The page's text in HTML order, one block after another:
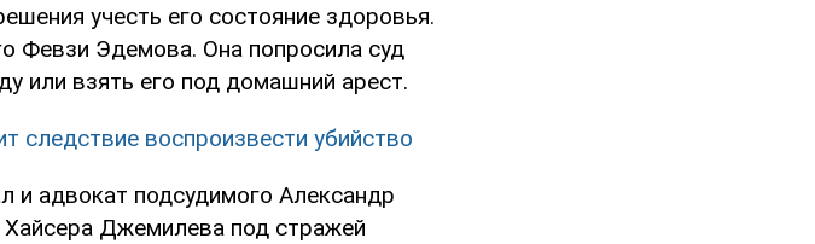
учесть его состояние здоровья.
Февзи Эдемова. Она попросила суд
или взять его под домашний арест.
следствие воспроизвести убийство
и адвокат подсудимого Александр
Джемилева под стражей